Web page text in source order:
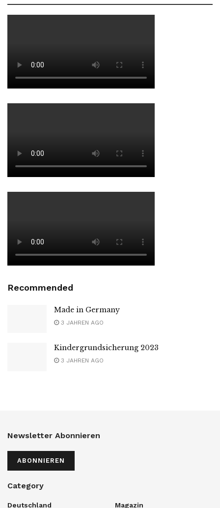
Recommended
Made in Germany
3 JAHREN AGO
Kindergrundsicherung 2023
3 JAHREN AGO
Newsletter Abonnieren
ABONNIEREN
Category
Deutschland
Magazin